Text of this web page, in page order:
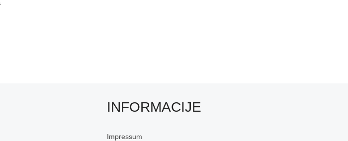
INFORMACIJE
Impressum